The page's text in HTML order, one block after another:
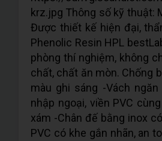
krz.jpg Thông số kỹ thuật:
Được thiết kế hiện đại,
Phenolic Resin HPL
phòng thí nghiệm, không
chất, chất ăn mòn. Chống
màu ghi sáng -Vách
nhập ngoại, viền PVC
xám -Chân đế bằng inox
PVC có khe gắn nhãn, an